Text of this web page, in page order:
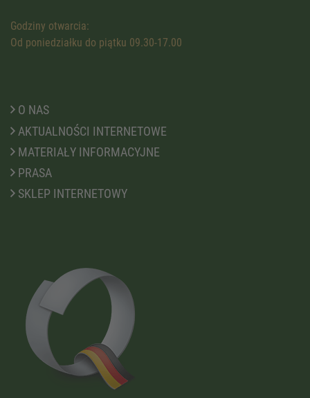
Godziny otwarcia:
Od poniedziałku do piątku 09.30-17.00
O NAS
AKTUALNOŚCI INTERNETOWE
MATERIAŁY INFORMACYJNE
PRASA
SKLEP INTERNETOWY